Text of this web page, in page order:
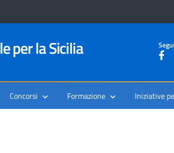
per la Sicilia
Concorsi Formazione Iniziative